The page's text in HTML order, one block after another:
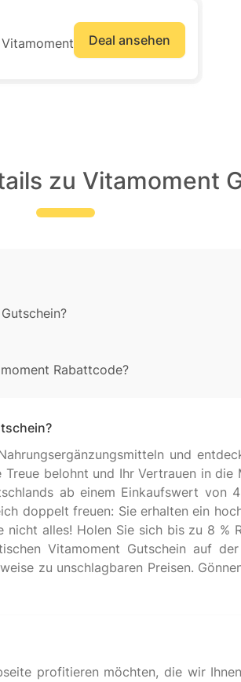
Deal ansehen
zu Vitamoment
Rabattcode?
und
belohnt und Ihr Vertrauen in
ab einem Einkaufswert von
doppelt freuen: Sie erhalten ein
alles! Holen Sie sich bis zu 8 %
Vitamoment Gutschein auf
zu unschlagbaren Preisen.
profitieren möchten, die wir